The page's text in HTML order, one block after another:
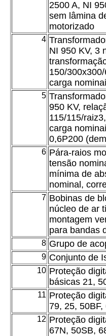
2500 A, NI
sem lâmina
motorizado
4
NI 950 KV, 3
150/
carga
5
950 KV,
115/115/
carga
0,6P200
6 Pára-raios
tensão
mínima de
nominal,
7 Bobinas de
núcleo de ar
montagem
para bandas
8 Grupo de
9 Conjunto de
10 Proteção
básicas 21,
11 Proteção
79, 25, 50BF,
12 Proteção
67N, 50SB,